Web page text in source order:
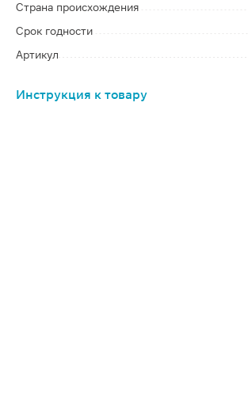
Страна происхождения
Срок годности
Артикул
Инструкция к товару